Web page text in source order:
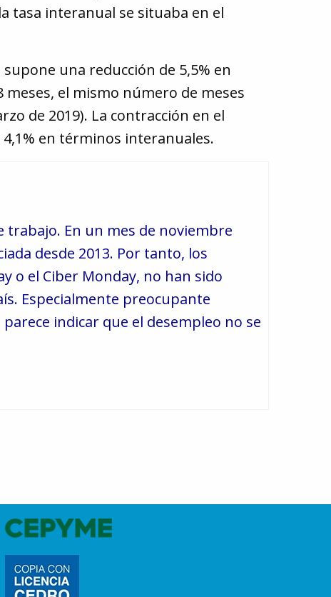
tasa interanual se situaba en el
una reducción de 5,5% en
el mismo número de meses
de 2019). La contracción en el
en términos interanuales.
En un mes de noviembre
desde 2013. Por tanto, los
o el Ciber Monday, no han sido
Especialmente preocupante
indicar que el desempleo no se